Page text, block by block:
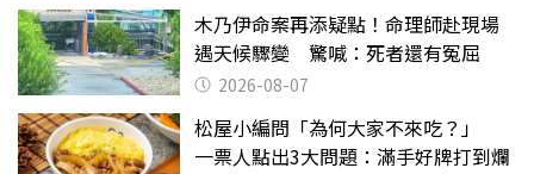
木乃伊命案再添疑點！命理師赴現場
遇天候驟變 驚喊：死者還有冤屈
2026-08-07
松屋小編問「為何大家不來吃？」
一票人點出3大問題：滿手好牌打到爛